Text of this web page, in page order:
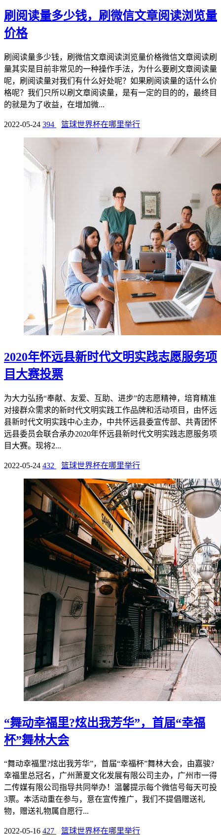
刷阅读量多少钱，刷微信文章阅读浏览量
价格
刷阅读量多少钱，刷微信文章阅读浏览量价格微信文章阅读刷
量其实是目前非常见的一种操作手法，为什么要刷文章阅读量
呢，刷阅读量对我们有什么好处呢？如果刷阅读量的话什么价
格呢？我们只所以刷文章阅读量，是有一定的目的的，最终目
的就是为了收益，在增加微...
2022-05-24 394 篮球世界杯在哪里举行
2020年怀远县新时代文明实践志愿服务项
目大赛投票
为大力弘扬“奉献、友爱、互助、进步”的志愿精神，培育精准
对接群众需求的新时代文明实践工作品牌和活动项目，由怀远
县新时代文明实践中心主办，中共怀远县委宣传部、共青团怀
远县委员会联合承办2020年怀远县新时代文明实践志愿服务项
目大赛。现将2...
2022-05-24 432 篮球世界杯在哪里举行
“舞动幸福里?炫出我芳华”，首届“幸福
杯”舞林大会
“舞动幸福里?炫出我芳华”，首届“幸福杯”舞林大会，由嘉骏?
幸福里总冠名，广州萧夏文化发展有限公司主办，广州市一得
二传媒有限公司指导共同举办！温馨提示每个微信号每天可投
3票。本活动重在参与，意在宣传推广，我们不提倡赠送礼
物，赠送礼物属自愿行...
2022-05-16 427 篮球世界杯在哪里举行